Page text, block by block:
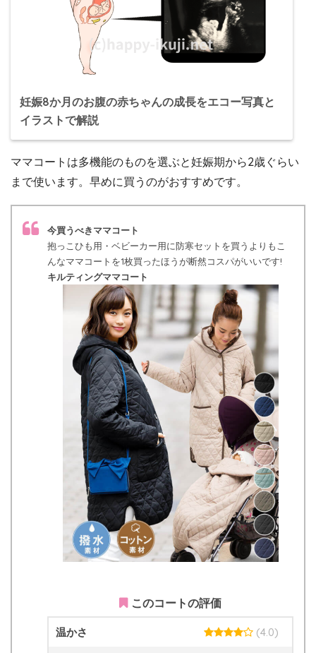
妊娠8か月のお腹の赤ちゃんの成長をエコー写真と
イラストで解説
ママコートは多機能のものを選ぶと妊娠期から2歳ぐらい
まで使います。早めに買うのがおすすめです。
今買うべきママコート
抱っこひも用・ベビーカー用に防寒セットを買うよりもこ
んなママコートを1枚買ったほうが断然コスパがいいです!
キルティングママコート
このコートの評価
温かさ (4.0)